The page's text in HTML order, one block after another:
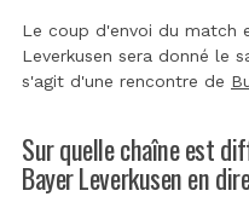
Le coup d'envoi du match
Leverkusen sera donné le
s'agit d'une rencontre de
Sur quelle chaîne est
Bayer Leverkusen en